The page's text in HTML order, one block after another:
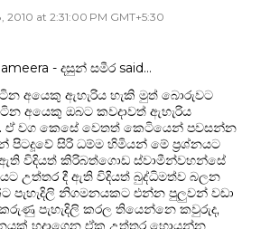
2010 at 2:31:00 PM GMT+5:30
- දසුන් සමීර said…
අයෙකු ඇහැරිය හැකි මුත් බොරුවට
අයෙකු ඔබට කවදාවත් ඇහැරිය
ඒ වග කෙසේ වෙතත් කෙටියෙන් පවසන්න
පිටදූවේ සිරි ධම්ම හිමියන් මේ ප්‍රශ්නයට
විදියත් කිරිබත්ගොඩ ස්වාමීන්වහන්සේ
උත්තර දී ඇති විදියත් බුද්ධිමත්ව බලන
පැහැදිලි නිගමනයකට එන්න පුලුවන් වඩා
කරුණු පැහැදිලි කරල තියෙන්නෙ කවුරුද,
හදාගෙන ඒක උත්තර හොයන්න